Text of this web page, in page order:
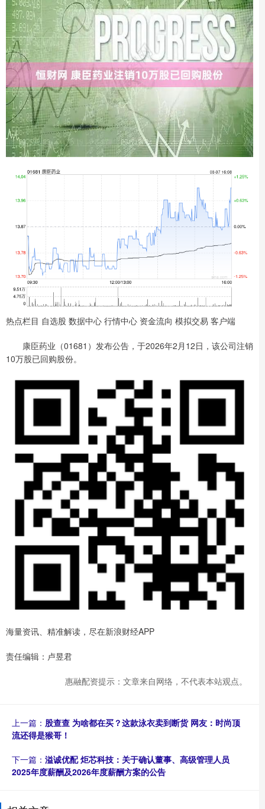
热点栏目 自选股 数据中心 行情中心 资金流向 模拟交易 客户端
康臣药业（01681）发布公告，于2026年2月12日，该公司注销
10万股已回购股份。
海量资讯、精准解读，尽在新浪财经APP
责任编辑：卢昱君
惠融配资提示：文章来自网络，不代表本站观点。
上一篇： 股查查 为啥都在买？这款泳衣卖到断货 网友：时尚顶
流还得是猴哥！
下一篇： 溢诚优配 炬芯科技：关于确认董事、高级管理人员
2025年度薪酬及2026年度薪酬方案的公告